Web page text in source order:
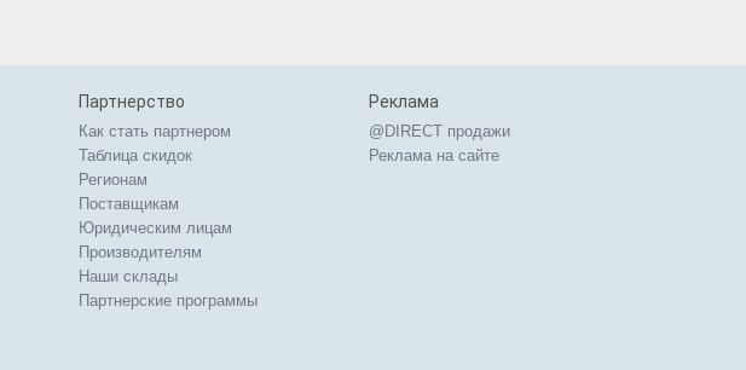
Партнерство
Как стать партнером
Таблица скидок
Регионам
Поставщикам
Юридическим лицам
Производителям
Наши склады
Партнерские программы
Реклама
@DIRECT продажи
Реклама на сайте